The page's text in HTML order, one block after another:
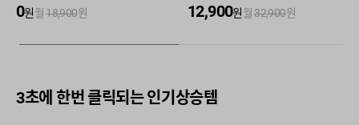
0원월 18,900원 12,900원월 32,900원
3초에 한번 클릭되는 인기상승템